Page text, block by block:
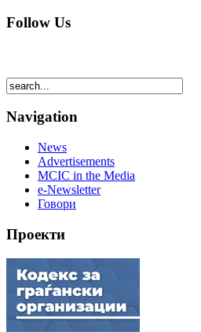
Follow Us
Navigation
News
Advertisements
MCIC in the Media
e-Newsletter
Говори
Проекти